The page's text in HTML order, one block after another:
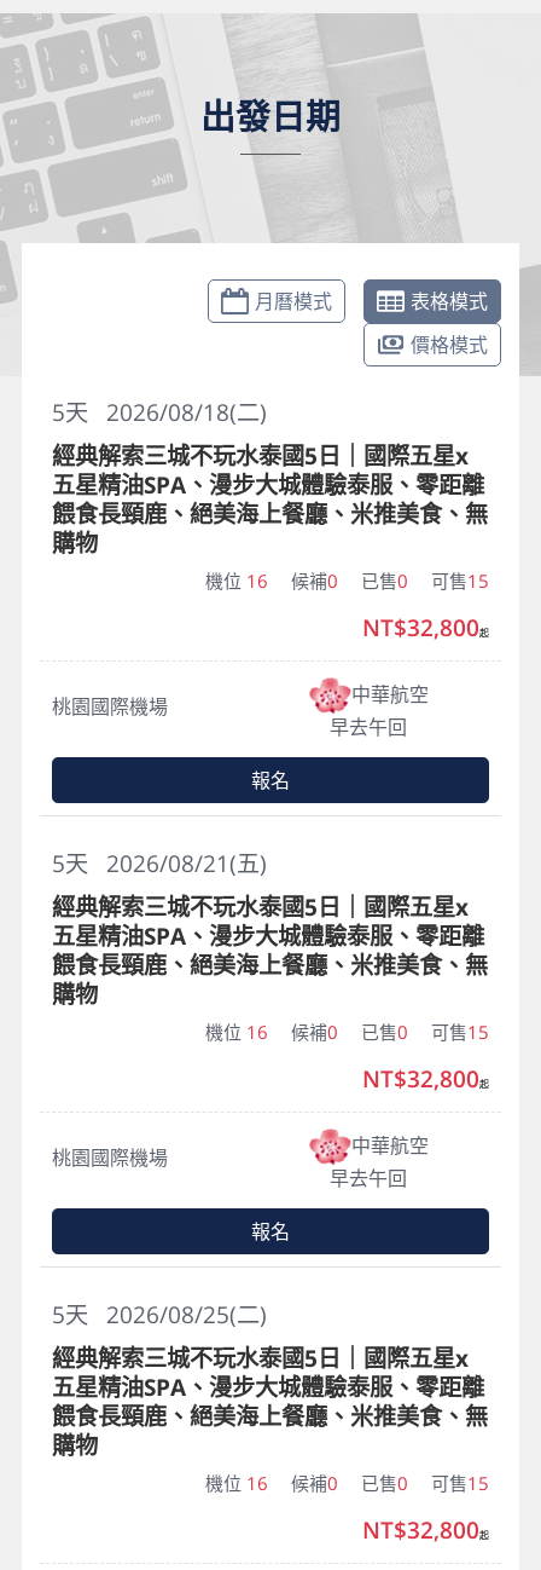
出發日期
月曆模式
表格模式
價格模式
2026/08/18(二)
5天
經典解索三城不玩水泰國5日｜國際五星x
五星精油SPA、漫步大城體驗泰服、零距離
餵食長頸鹿、絕美海上餐廳、米推美食、無
購物
機位 16 候補0 已售0 可售15
桃園國際機場
中華航空
早去午回
NT$32,800起
報名
2026/08/21(五)
5天
經典解索三城不玩水泰國5日｜國際五星x
五星精油SPA、漫步大城體驗泰服、零距離
餵食長頸鹿、絕美海上餐廳、米推美食、無
購物
機位 16 候補0 已售0 可售15
桃園國際機場
中華航空
早去午回
NT$32,800起
報名
2026/08/25(二)
5天
經典解索三城不玩水泰國5日｜國際五星x
五星精油SPA、漫步大城體驗泰服、零距離
餵食長頸鹿、絕美海上餐廳、米推美食、無
購物
機位 16 候補0 已售0 可售15
NT$32,800起